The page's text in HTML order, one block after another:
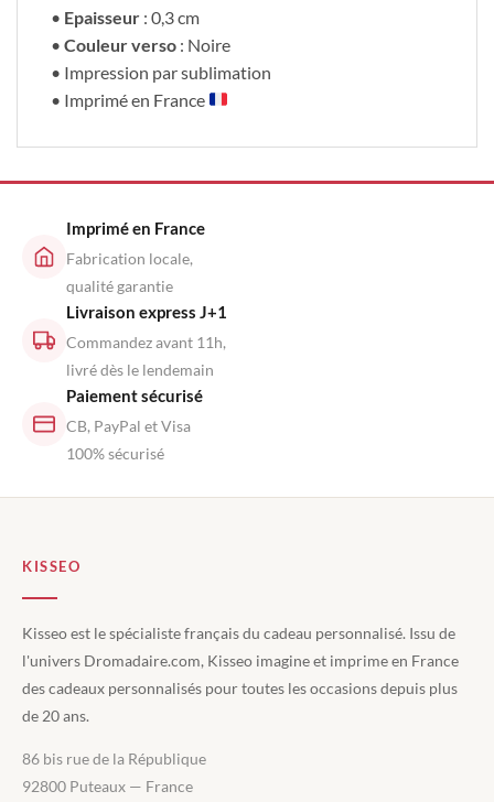
• Epaisseur : 0,3 cm
• Couleur verso : Noire
• Impression par sublimation
• Imprimé en France
Imprimé en France
Fabrication locale,
qualité garantie
Livraison express J+1
Commandez avant 11h,
livré dès le lendemain
Paiement sécurisé
CB, PayPal et Visa
100% sécurisé
KISSEO
Kisseo est le spécialiste français du cadeau personnalisé. Issu de
l'univers Dromadaire.com, Kisseo imagine et imprime en France
des cadeaux personnalisés pour toutes les occasions depuis plus
de 20 ans.
86 bis rue de la République
92800 Puteaux — France